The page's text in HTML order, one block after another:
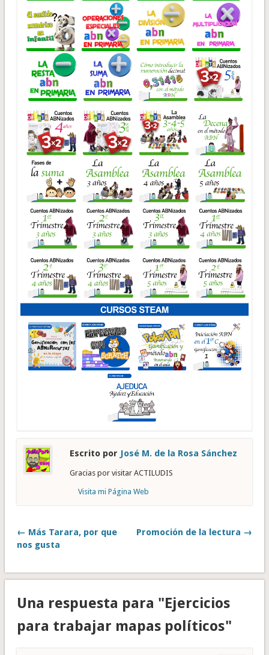
Escrito por José M. de la Rosa Sánchez
Gracias por visitar ACTILUDIS
Visita mi Página Web
← Más Tarara, por que
nos gusta
Promoción de la lectura →
Una respuesta para "Ejercicios
para trabajar mapas políticos"